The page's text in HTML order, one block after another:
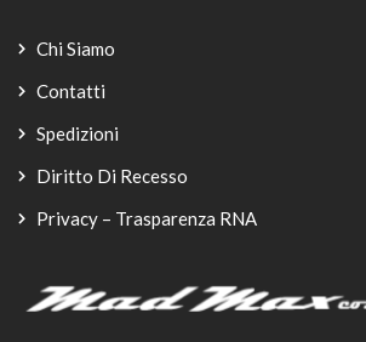
Chi Siamo
Contatti
Spedizioni
Diritto Di Recesso
Privacy – Trasparenza RNA